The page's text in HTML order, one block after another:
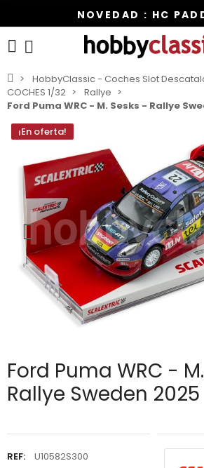
NOVEDAD : HC
HobbyClassic - Coches Slot
COCHES 1/32
Rallye
Ford Puma WRC - M. Sesks - Rallye
¡En oferta!
Ford Puma WRC -
Rallye Sweden 2025
REF: U10582S300